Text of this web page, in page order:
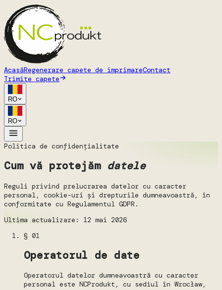
AcasăRegenerare capete de imprimareContact
Trimite capete
RO
RO
Politica de confidențialitate
Cum vă protejăm datele
Reguli privind prelucrarea datelor cu caracter
personal, cookie-uri și drepturile dumneavoastră, în
conformitate cu Regulamentul GDPR.
Ultima actualizare: 12 mai 2026
§ 01
Operatorul de date
Operatorul datelor dumneavoastră cu caracter
personal este NCProdukt, cu sediul în Wrocław,